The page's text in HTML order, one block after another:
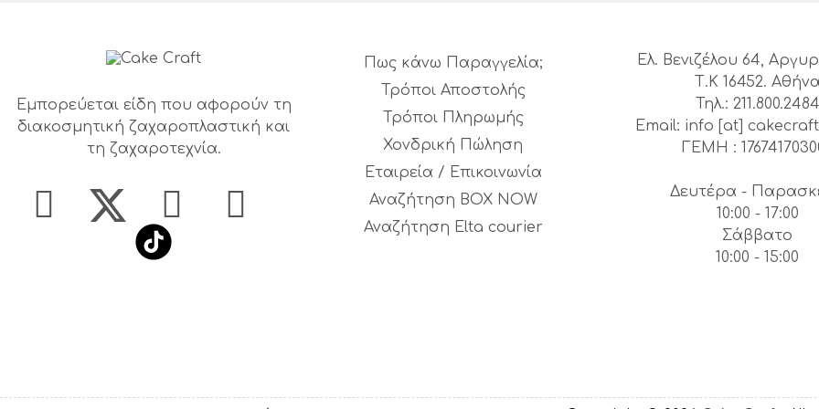
Εμπορεύεται είδη που αφορούν τη
διακοσμητική ζαχαροπλαστική και
τη ζαχαροτεχνία.
Πως κάνω Παραγγελία;
Τρόποι Αποστολής
Τρόποι Πληρωμής
Χονδρική Πώληση
Εταιρεία / Επικοινωνία
Αναζήτηση BOX NOW
Αναζήτηση Elta courier
Ελ. Βενιζέλου 64,
Τ.Κ 16452. Αθήνα
Τηλ.: 211.800.2484
Email: info [at]
ΓΕΜΗ :
Δευτέρα -
10:00 - 17:00
Σάββατο
10:00 - 15:00